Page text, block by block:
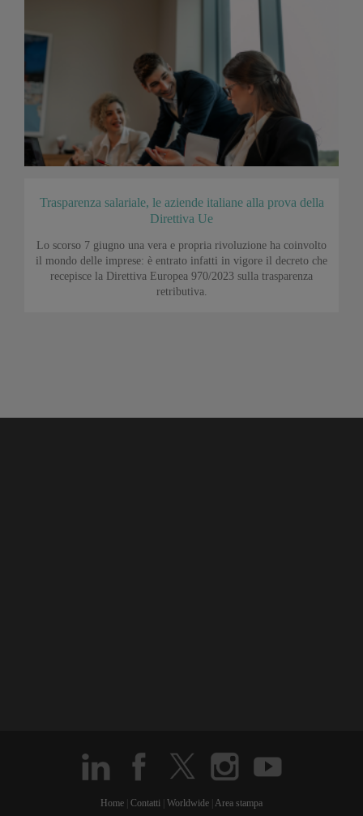
Trasparenza salariale, le aziende italiane alla prova della
Direttiva Ue
Lo scorso 7 giugno una vera e propria rivoluzione ha coinvolto
il mondo delle imprese: è entrato infatti in vigore il decreto che
recepisce la Direttiva Europea 970/2023 sulla trasparenza
retributiva.
Home Contatti Worldwide Area stampa